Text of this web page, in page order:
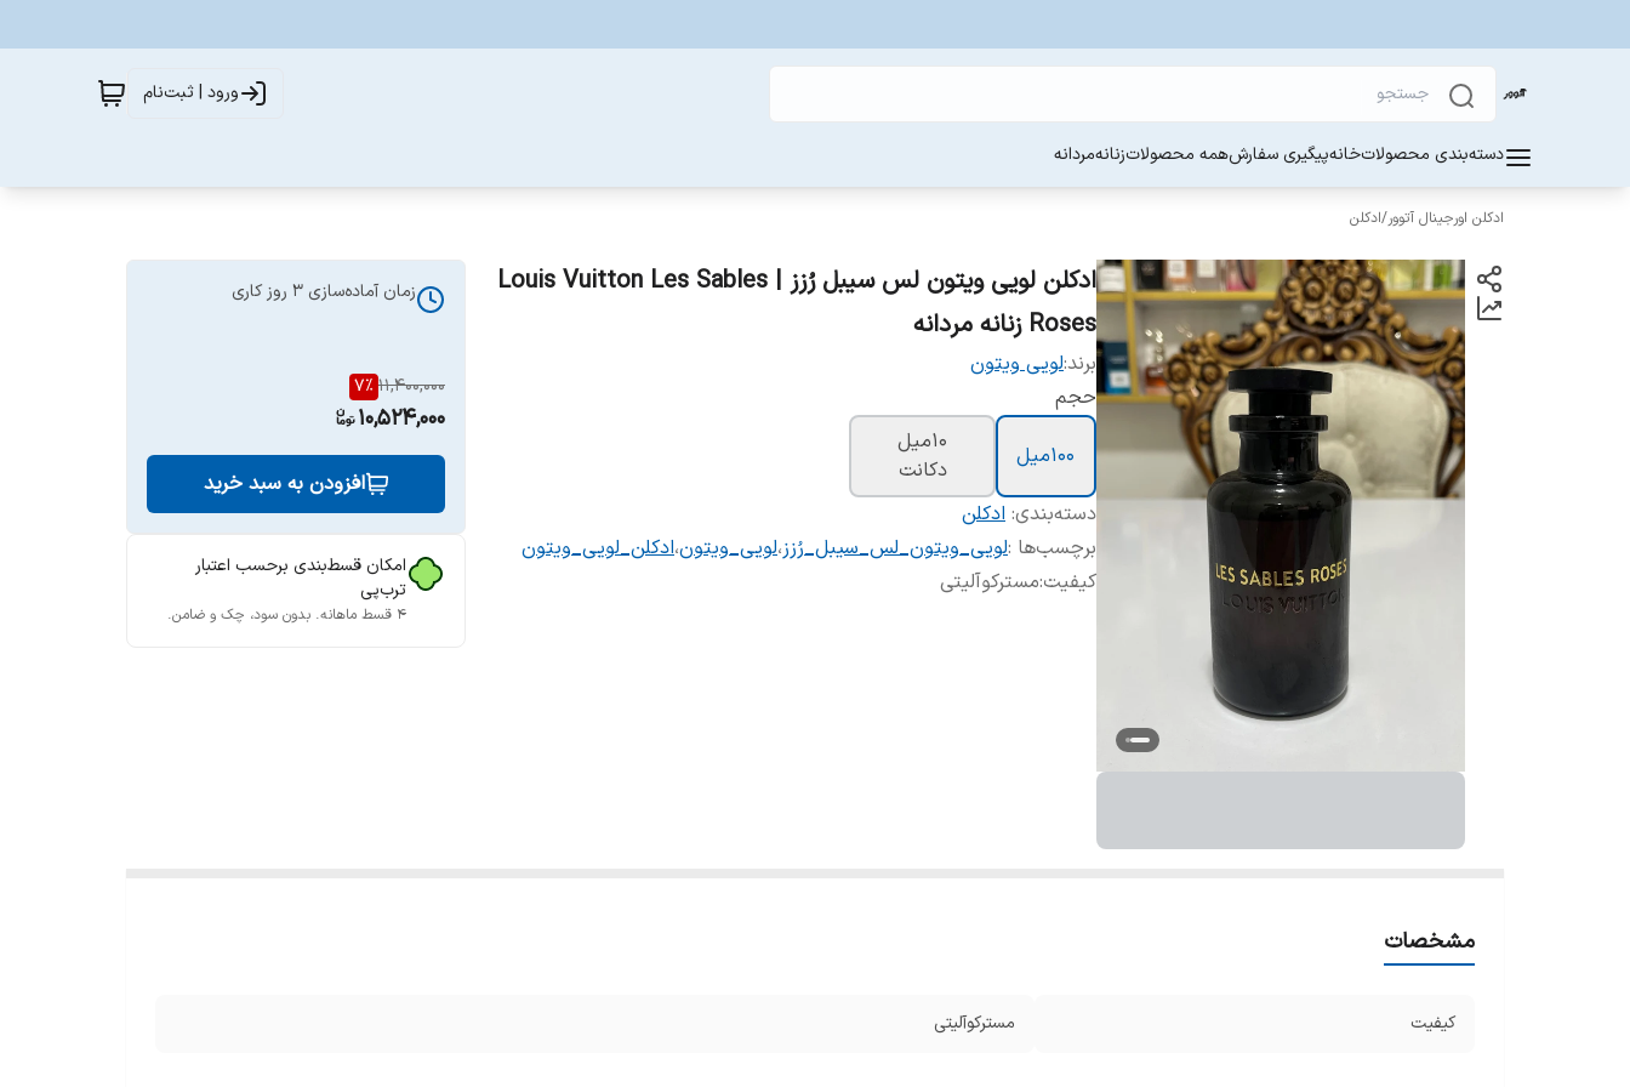
ورود | ثبت‌نام
دسته‌بندی محصولاتخانهپیگیری سفارشهمه محصولاتزنانهمردانه
ادکلن اورجینال آتوور/ادکلن
ادکلن لویی ویتون لس سیبل رُزز | Louis Vuitton Les Sables
Roses زنانه مردانه
برند:لویی ویتون
حجم
100میل
10میل
دکانت
دسته‌بندی: ادکلن
برچسب‌ها :لویی_ویتون_لس_سیبل_رُزز،لویی_ویتون،ادکلن_لویی_ویتون
کیفیت:مسترکوآلیتی
زمان آماده‌سازی 3 روز کاری
11,400,000
7%
10,524,000
افزودن به سبد خرید
امکان قسط‌بندی برحسب اعتبار
ترب‌پی
۴ قسط ماهانه. بدون سود، چک و ضامن.
مشخصات
کیفیت مسترکوآلیتی